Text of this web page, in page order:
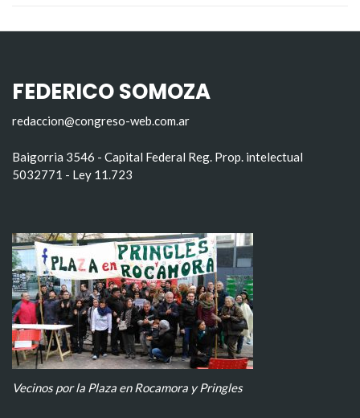
FEDERICO SOMOZA
redaccion@congreso-web.com.ar
Baigorria 3546 - Capital Federal Reg. Prop. intelectual
5032771 - Ley 11.723
Vecinos por la Plaza en Rocamora y Pringles